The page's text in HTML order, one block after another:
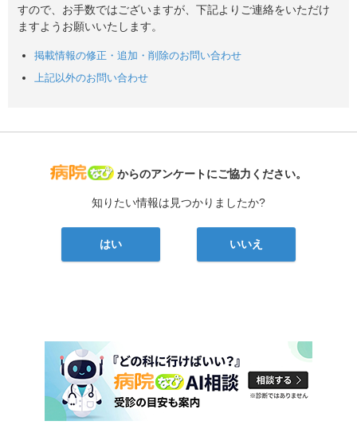
すので、お手数ではございますが、下記よりご連絡をいただけ
ますようお願いいたします。
掲載情報の修正・追加・削除のお問い合わせ
上記以外のお問い合わせ
病院なび
からのアンケートにご協力ください。
知りたい情報は見つかりましたか?
はい いいえ